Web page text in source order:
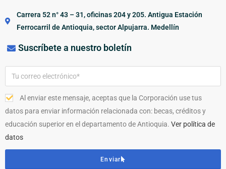
Carrera 52 n° 43 – 31, oficinas 204 y 205. Antigua Estación
Ferrocarril de Antioquia, sector Alpujarra. Medellín
Suscríbete a nuestro boletín
Al enviar este mensaje, aceptas que la Corporación use tus
datos para enviar información relacionada con: becas, créditos y
educación superior en el departamento de Antioquia. Ver política de
datos
Enviar